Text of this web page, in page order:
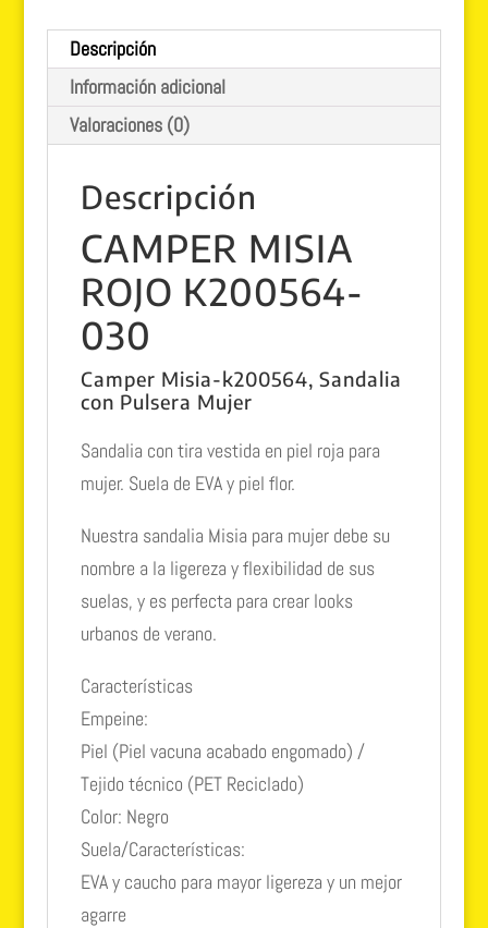
Descripción
Información adicional
Valoraciones (0)
Descripción
CAMPER MISIA
ROJO K200564-
030
Camper Misia-k200564, Sandalia
con Pulsera Mujer
Sandalia con tira vestida en piel roja para
mujer. Suela de EVA y piel flor.
Nuestra sandalia Misia para mujer debe su
nombre a la ligereza y flexibilidad de sus
suelas, y es perfecta para crear looks
urbanos de verano.
Características
Empeine:
Piel (Piel vacuna acabado engomado) /
Tejido técnico (PET Reciclado)
Color: Negro
Suela/Características:
EVA y caucho para mayor ligereza y un mejor
agarre